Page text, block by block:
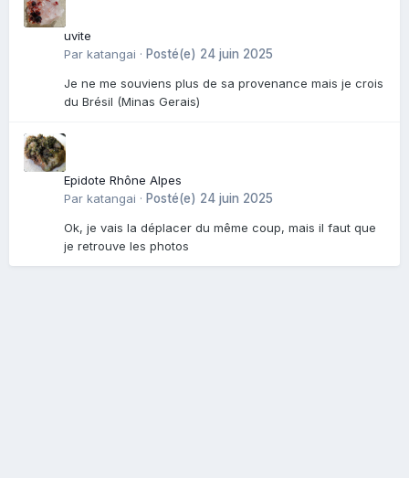
uvite
Par katangai · Posté(e) 24 juin 2025
Je ne me souviens plus de sa provenance mais je crois
du Brésil (Minas Gerais)
Epidote Rhône Alpes
Par katangai · Posté(e) 24 juin 2025
Ok, je vais la déplacer du même coup, mais il faut que
je retrouve les photos